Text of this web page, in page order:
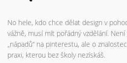
No hele, kdo chce dělat design v
vážně, musí mít pořádný vzdělání.
„nápadů“ na pinterestu, ale o
praxi, kterou bez školy nezískáš.